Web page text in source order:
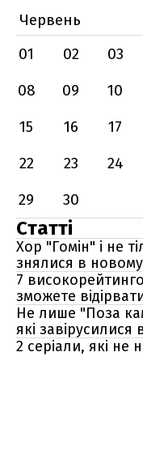
Червень
01
02 03
08
09 10
15
16 17
22
23 24
29
30
Статті
Хор "Гомін" і не
знялися в
7
зможете
Не лише "Поза
які завірусилися
2 серіали, які не